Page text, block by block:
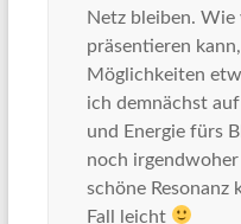
Netz bleiben. Wie
präsentieren
Möglichkeiten
ich demnächst
und Energie fürs
noch
schöne Resonanz
Fall leicht